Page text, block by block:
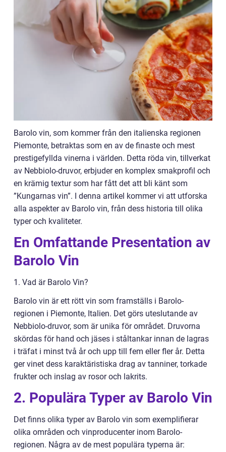
Barolo vin, som kommer från den italienska regionen
Piemonte, betraktas som en av de finaste och mest
prestigefyllda vinerna i världen. Detta röda vin, tillverkat
av Nebbiolo-druvor, erbjuder en komplex smakprofil och
en krämig textur som har fått det att bli känt som
”Kungarnas vin”. I denna artikel kommer vi att utforska
alla aspekter av Barolo vin, från dess historia till olika
typer och kvaliteter.
En Omfattande Presentation av
Barolo Vin
1. Vad är Barolo Vin?
Barolo vin är ett rött vin som framställs i Barolo-
regionen i Piemonte, Italien. Det görs uteslutande av
Nebbiolo-druvor, som är unika för området. Druvorna
skördas för hand och jäses i ståltankar innan de lagras
i träfat i minst två år och upp till fem eller fler år. Detta
ger vinet dess karaktäristiska drag av tanniner, torkade
frukter och inslag av rosor och lakrits.
2. Populära Typer av Barolo Vin
Det finns olika typer av Barolo vin som exemplifierar
olika områden och vinproducenter inom Barolo-
regionen. Några av de mest populära typerna är: